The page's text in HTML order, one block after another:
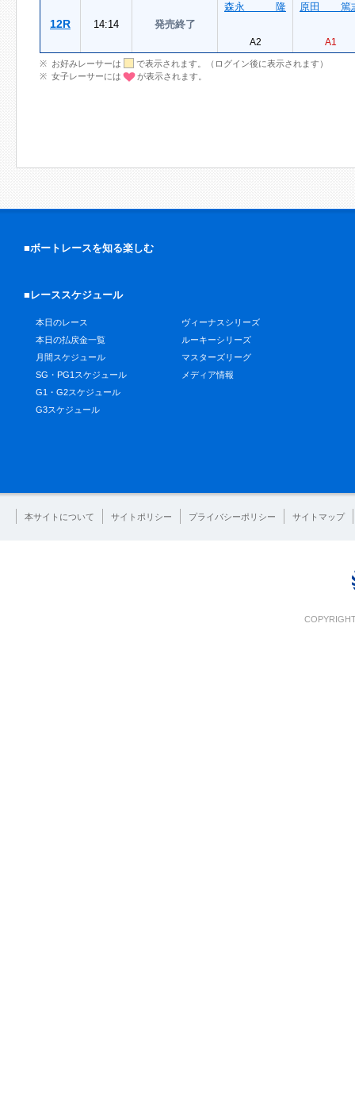
12R 14:14 発売終了
森永 隆
A2
原田 篤
A1
お好みレーサーは
で表示されます。（ログイン後に表示されます）
女子レーサーには
が表示されます。
■ボートレースを知る楽しむ
■レーススケジュール
本日のレース
本日の払戻金一覧
月間スケジュール
SG・PG1スケジュール
G1・G2スケジュール
G3スケジュール
ヴィーナスシリーズ
ルーキーシリーズ
マスターズリーグ
メディア情報
本サイトについて サイトポリシー プライバシーポリシー サイトマップ